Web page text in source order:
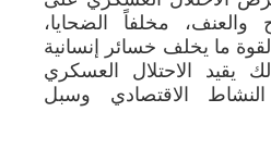
والعنف، مخلفاً الضحايا،
ما يخلف خسائر إنسانية
يقيد الاحتلال العسكري
النشاط الاقتصادي وسبل